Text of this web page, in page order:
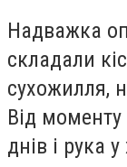
Надважка
складали
сухожилля,
Від
днів і рука